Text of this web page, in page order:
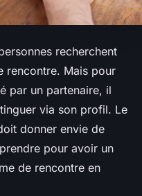
recherchent
rencontre. Mais pour
par un partenaire, il
via son profil. Le
donner envie de
pour avoir un
de rencontre en